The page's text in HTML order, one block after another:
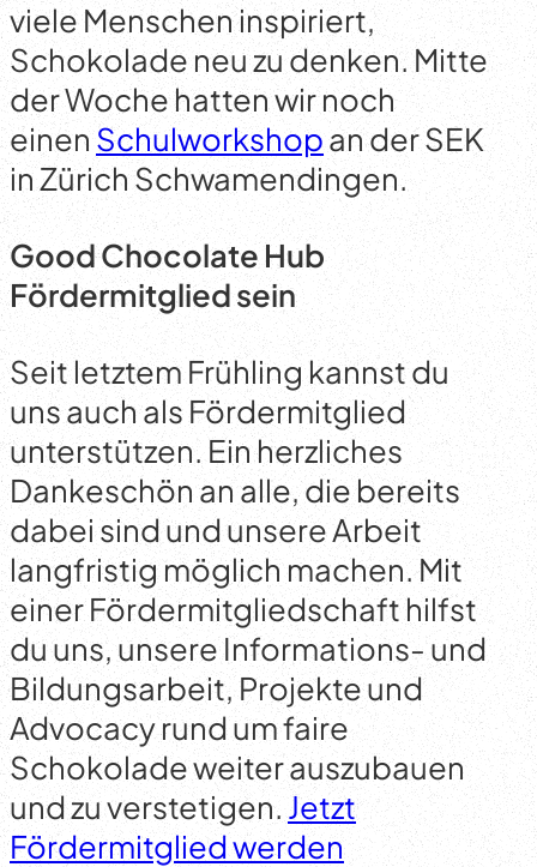
viele Menschen inspiriert,
Schokolade neu zu denken. Mitte
der Woche hatten wir noch
einen Schulworkshopan der SEK
in Zürich Schwamendingen.
Good Chocolate Hub
Fördermitglied sein
Seit letztem Frühling kannst du
uns auch als Fördermitglied
unterstützen. Ein herzliches
Dankeschön an alle, die bereits
dabei sind und unsere Arbeit
langfristig möglich machen. Mit
einer Fördermitgliedschaft hilfst
du uns, unsere Informations- und
Bildungsarbeit, Projekte und
Advocacy rund um faire
Schokolade weiter auszubauen
und zu verstetigen. Jetzt
Fördermitglied werden